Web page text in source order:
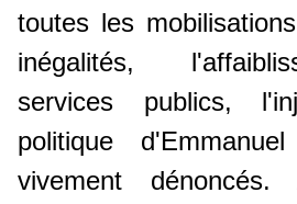
toutes les
inégalités,
services publics,
politique
vivement